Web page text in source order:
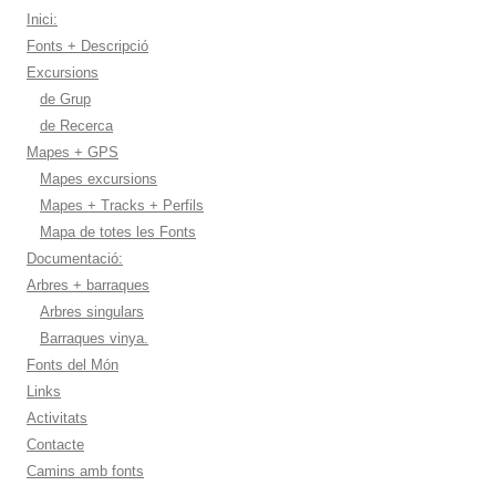
Inici:
Fonts + Descripció
Excursions
de Grup
de Recerca
Mapes + GPS
Mapes excursions
Mapes + Tracks + Perfils
Mapa de totes les Fonts
Documentació:
Arbres + barraques
Arbres singulars
Barraques vinya.
Fonts del Món
Links
Activitats
Contacte
Camins amb fonts